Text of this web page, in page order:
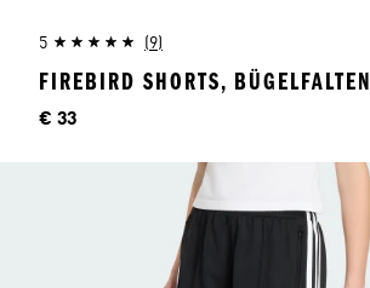
5 (9)
FIREBIRD SHORTS, BÜGELFALTEN
Preis
€ 33